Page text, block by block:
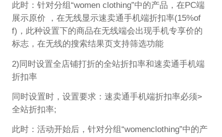
此时：针对分组“women clothing”中的产品，在PC端
展示原价 ，在无线显示速卖通手机端折扣率(15%of
f)，此种设置下的商品在无线端会出现手机专享价的
标志，在无线的搜索结果页支持筛选功能
2)同时设置全店铺打折的全站折扣率和速卖通手机端
折扣率
同时设置时，设置要求：速卖通手机端折扣率必须>
全站折扣率;
此时：活动开始后，针对分组“womenclothing”中的产